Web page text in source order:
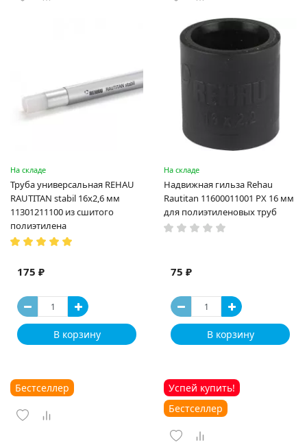
На складе
Труба универсальная REHAU
RAUTITAN stabil 16х2,6 мм
11301211100 из сшитого
полиэтилена
175 ₽
В корзину
На складе
Надвижная гильза Rehau
Rautitan 11600011001 PX 16 мм
для полиэтиленовых труб
75 ₽
В корзину
Бестселлер
Успей купить!
Бестселлер